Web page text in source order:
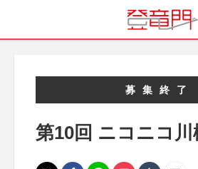
募集終了
第10回 ニコニコ川